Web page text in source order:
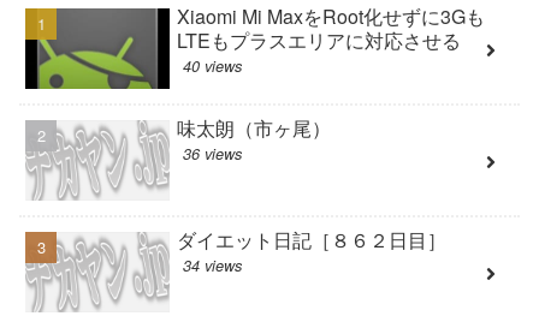
Xiaomi Mi MaxをRoot化せずに3Gも
LTEもプラスエリアに対応させる
40 views
味太朗（市ヶ尾）
36 views
ダイエット日記［８６２日目］
34 views